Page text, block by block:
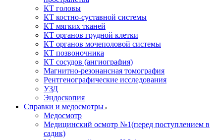
КТ головы
КТ костно-суставной системы
КТ мягких тканей
КТ органов грудной клетки
КТ органов мочеполовой системы
КТ позвоночника
КТ сосудов (ангиография)
Магнитно-резонансная томография
Рентгенографические исследования
УЗД
Эндоскопия
Справки и медосмотры
Медосмотр
Медицинский осмотр №1(перед поступлением в
садик)